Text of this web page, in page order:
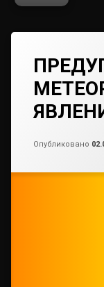
Опубликовано